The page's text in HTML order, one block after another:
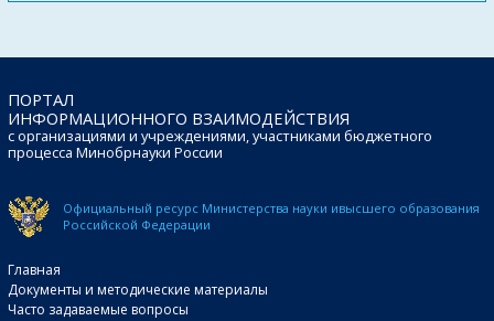
ПОРТАЛ
ИНФОРМАЦИОННОГО ВЗАИМОДЕЙСТВИЯ
с организациями и учреждениями, участниками бюджетного
процесса Минобрнауки России
Официальный ресурс Министерства науки ивысшего образования
Российской Федерации
Главная
Документы и методические материалы
Часто задаваемые вопросы